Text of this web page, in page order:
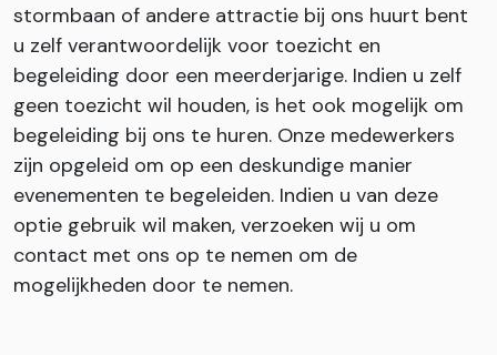
stormbaan of andere attractie bij ons huurt bent
u zelf verantwoordelijk voor toezicht en
begeleiding door een meerderjarige. Indien u zelf
geen toezicht wil houden, is het ook mogelijk om
begeleiding bij ons te huren. Onze medewerkers
zijn opgeleid om op een deskundige manier
evenementen te begeleiden. Indien u van deze
optie gebruik wil maken, verzoeken wij u om
contact met ons op te nemen om de
mogelijkheden door te nemen.